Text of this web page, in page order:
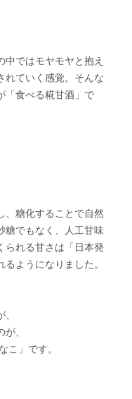
ではモヤモヤと抱え
れていく感覚。そんな
「食べる糀甘酒」で
、糖化することで自然
糖でもなく、人工甘味
られる甘さは「日本発
ようになりました。
、
こ」です。